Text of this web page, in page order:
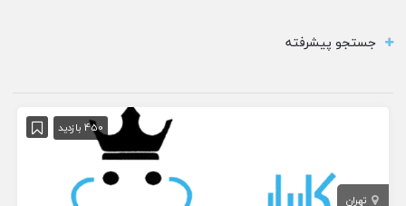
جستجو پیشرفته
450 بازدید
تهران